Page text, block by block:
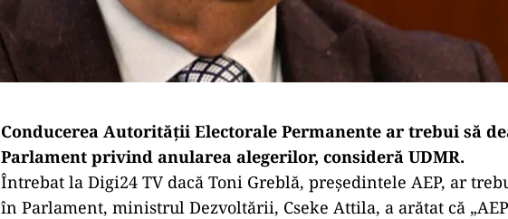
Conducerea Autorității Electorale Permanente ar trebui să
Parlament privind anularea alegerilor, consideră UDMR.
Întrebat la Digi24 TV dacă Toni Greblă, președintele AEP, ar
în Parlament, ministrul Dezvoltării, Cseke Attila, a arătat că